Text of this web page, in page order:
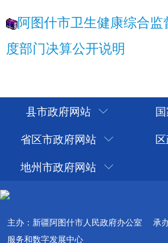
县市政府网站
省区市政府网站
地州市政府网站
主办：新疆阿图什市人民政府办公室
承
服务和数字发展中心